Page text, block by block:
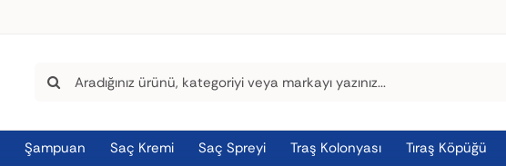
Search
Şampuan Saç Kremi Saç Spreyi Traş Kolonyası Tıraş Köpüğü